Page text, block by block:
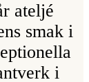
ateljé
smak i
i